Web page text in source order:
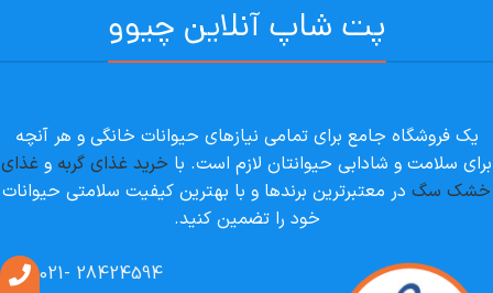
پت شاپ آنلاین چیوو
یک فروشگاه جامع برای تمامی نیازهای حیوانات خانگی و هر آنچه
برای سلامت و شادابی حیوانتان لازم است. با خرید غذای گربه و غذای
خشک سگ در معتبرترین برندها و با بهترین کیفیت سلامتی حیوانات
خود را تضمین کنید.
28424594 -021